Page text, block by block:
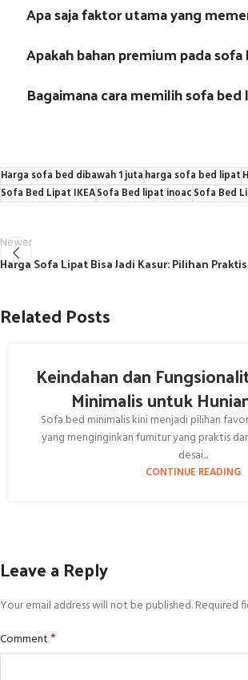
Apa saja faktor utama yang
Apakah bahan premium pada
Bagaimana cara memilih sofa
Harga sofa bed dibawah 1 jutaharga sofa bed lipat
Sofa Bed Lipat IKEASofa Bed lipat inoacSofa Bed
Newer
Harga Sofa Lipat Bisa Jadi Kasur: Pilihan
Related Posts
Keindahan dan
Minimalis untuk
Sofa bed minimalis kini menjadi pilihan
yang menginginkan furnitur yang praktis
desai...
CONTINUE READING
Leave a Reply
Your email address will not be published.Required
Comment*